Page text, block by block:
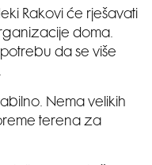
Rakovi će rješavati
doma.
da se više
Nema velikih
terena za